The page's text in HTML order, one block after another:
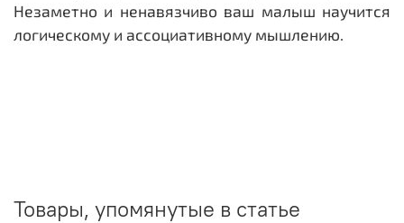
Незаметно и ненавязчиво ваш малыш научится
логическому и ассоциативному мышлению.
Товары, упомянутые в статье